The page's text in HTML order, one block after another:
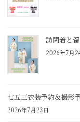
訪問着と
2026年7月
七五三衣装予約＆撮影
2026年7月23日